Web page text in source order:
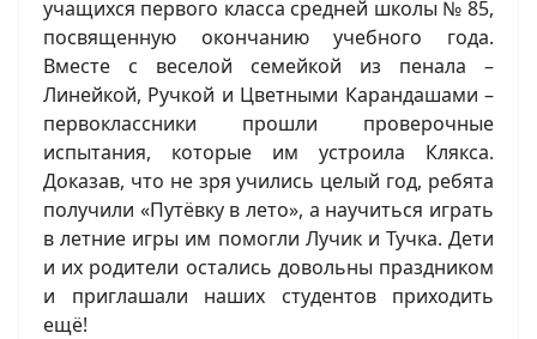
учащихся первого класса средней школы № 85,
посвященную окончанию учебного года.
Вместе с веселой семейкой из пенала –
Линейкой, Ручкой и Цветными Карандашами –
первоклассники прошли проверочные
испытания, которые им устроила Клякса.
Доказав, что не зря учились целый год, ребята
получили «Путёвку в лето», а научиться играть
в летние игры им помогли Лучик и Тучка. Дети
и их родители остались довольны праздником
и приглашали наших студентов приходить
ещё!